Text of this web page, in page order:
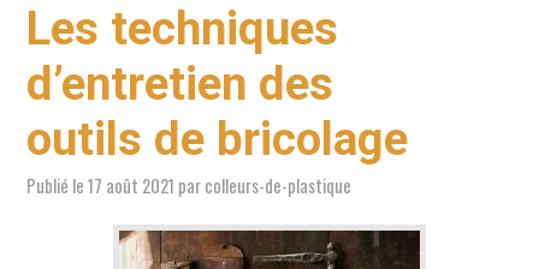
Les techniques
d’entretien des
outils de bricolage
Publié le17 août 2021 parcolleurs-de-plastique